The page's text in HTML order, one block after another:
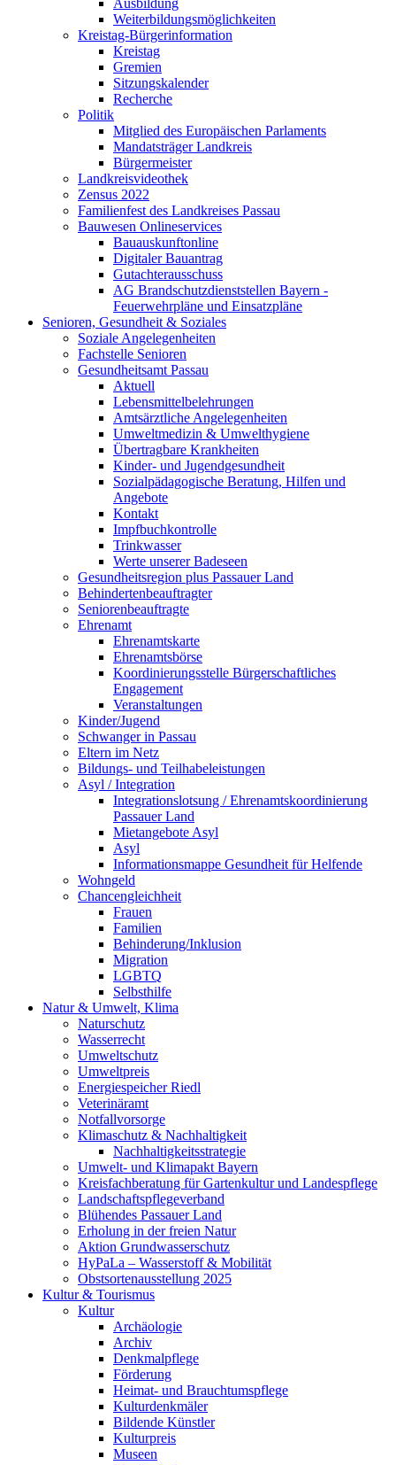
Ausbildung
Weiterbildungsmöglichkeiten
Kreistag-Bürgerinformation
Kreistag
Gremien
Sitzungskalender
Recherche
Politik
Mitglied des Europäischen Parlaments
Mandatsträger Landkreis
Bürgermeister
Landkreisvideothek
Zensus 2022
Familienfest des Landkreises Passau
Bauwesen Onlineservices
Bauauskunftonline
Digitaler Bauantrag
Gutachterausschuss
AG Brandschutzdienststellen Bayern -
Feuerwehrpläne und Einsatzpläne
Senioren, Gesundheit & Soziales
Soziale Angelegenheiten
Fachstelle Senioren
Gesundheitsamt Passau
Aktuell
Lebensmittelbelehrungen
Amtsärztliche Angelegenheiten
Umweltmedizin & Umwelthygiene
Übertragbare Krankheiten
Kinder- und Jugendgesundheit
Sozialpädagogische Beratung, Hilfen und
Angebote
Kontakt
Impfbuchkontrolle
Trinkwasser
Werte unserer Badeseen
Gesundheitsregion plus Passauer Land
Behindertenbeauftragter
Seniorenbeauftragte
Ehrenamt
Ehrenamtskarte
Ehrenamtsbörse
Koordinierungsstelle Bürgerschaftliches
Engagement
Veranstaltungen
Kinder/Jugend
Schwanger in Passau
Eltern im Netz
Bildungs- und Teilhabeleistungen
Asyl / Integration
Integrationslotsung / Ehrenamtskoordinierung
Passauer Land
Mietangebote Asyl
Asyl
Informationsmappe Gesundheit für Helfende
Wohngeld
Chancengleichheit
Frauen
Familien
Behinderung/Inklusion
Migration
LGBTQ
Selbsthilfe
Natur & Umwelt, Klima
Naturschutz
Wasserrecht
Umweltschutz
Umweltpreis
Energiespeicher Riedl
Veterinäramt
Notfallvorsorge
Klimaschutz & Nachhaltigkeit
Nachhaltigkeitsstrategie
Umwelt- und Klimapakt Bayern
Kreisfachberatung für Gartenkultur und Landespflege
Landschaftspflegeverband
Blühendes Passauer Land
Erholung in der freien Natur
Aktion Grundwasserschutz
HyPaLa – Wasserstoff & Mobilität
Obstsortenausstellung 2025
Kultur & Tourismus
Kultur
Archäologie
Archiv
Denkmalpflege
Förderung
Heimat- und Brauchtumspflege
Kulturdenkmäler
Bildende Künstler
Kulturpreis
Museen